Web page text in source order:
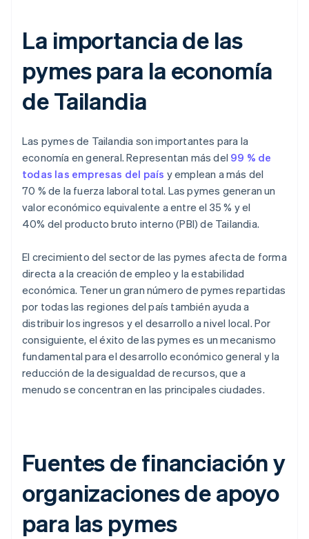
La importancia de las
pymes para la economía
de Tailandia
Las pymes de Tailandia son importantes para la
economía en general. Representan más del 99 % de
todas las empresas del país y emplean a más del
70 % de la fuerza laboral total. Las pymes generan un
valor económico equivalente a entre el 35 % y el
40% del producto bruto interno (PBI) de Tailandia.
El crecimiento del sector de las pymes afecta de forma
directa a la creación de empleo y la estabilidad
económica. Tener un gran número de pymes repartidas
por todas las regiones del país también ayuda a
distribuir los ingresos y el desarrollo a nivel local. Por
consiguiente, el éxito de las pymes es un mecanismo
fundamental para el desarrollo económico general y la
reducción de la desigualdad de recursos, que a
menudo se concentran en las principales ciudades.
Fuentes de financiación y
organizaciones de apoyo
para las pymes